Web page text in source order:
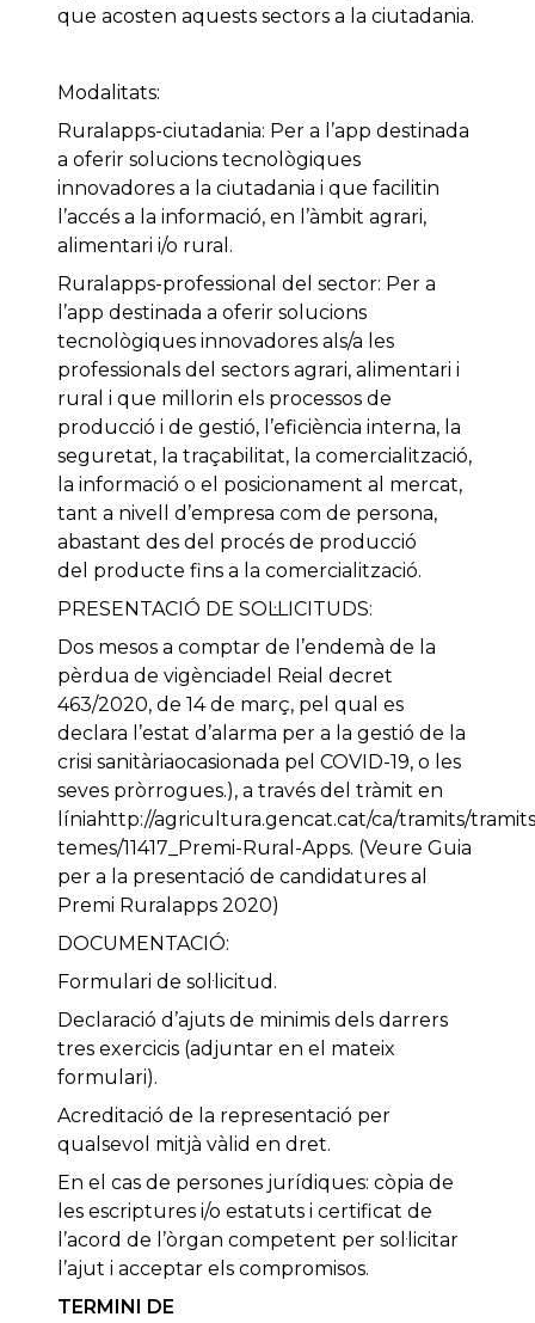
que acosten aquests sectors a la ciutadania.
Modalitats:
Ruralapps-ciutadania: Per a l’app destinada
a oferir solucions tecnològiques
innovadores a la ciutadania i que facilitin
l’accés a la informació, en l’àmbit agrari,
alimentari i/o rural.
Ruralapps-professional del sector: Per a
l’app destinada a oferir solucions
tecnològiques innovadores als/a les
professionals del sectors agrari, alimentari i
rural i que millorin els processos de
producció i de gestió, l’eficiència interna, la
seguretat, la traçabilitat, la comercialització,
la informació o el posicionament al mercat,
tant a nivell d’empresa com de persona,
abastant des del procés de producció
del producte fins a la comercialització.
PRESENTACIÓ DE SOL·LICITUDS:
Dos mesos a comptar de l’endemà de la
pèrdua de vigènciadel Reial decret
463/2020, de 14 de març, pel qual es
declara l’estat d’alarma per a la gestió de la
crisi sanitàriaocasionada pel COVID-19, o les
seves pròrrogues.), a través del tràmit en
líniahttp://agricultura.gencat.cat/ca/tramits/
temes/11417_Premi-Rural-Apps. (Veure Guia
per a la presentació de candidatures al
Premi Ruralapps 2020)
DOCUMENTACIÓ:
Formulari de sol·licitud.
Declaració d’ajuts de minimis dels darrers
tres exercicis (adjuntar en el mateix
formulari).
Acreditació de la representació per
qualsevol mitjà vàlid en dret.
En el cas de persones jurídiques: còpia de
les escriptures i/o estatuts i certificat de
l’acord de l’òrgan competent per sol·licitar
l’ajut i acceptar els compromisos.
TERMINI DE